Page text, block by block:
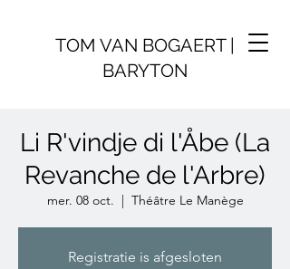
TOM VAN BOGAERT |
BARYTON
Li R'vindje di l'Åbe (La
Revanche de l'Arbre)
mer. 08 oct.
  |
Théâtre Le Manège
Registratie is afgesloten